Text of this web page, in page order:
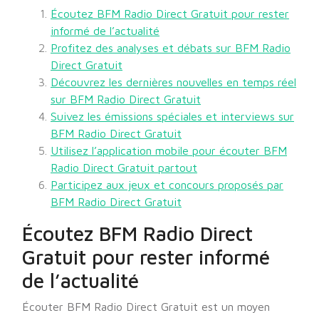
Écoutez BFM Radio Direct Gratuit pour rester
informé de l’actualité
Profitez des analyses et débats sur BFM Radio
Direct Gratuit
Découvrez les dernières nouvelles en temps réel
sur BFM Radio Direct Gratuit
Suivez les émissions spéciales et interviews sur
BFM Radio Direct Gratuit
Utilisez l’application mobile pour écouter BFM
Radio Direct Gratuit partout
Participez aux jeux et concours proposés par
BFM Radio Direct Gratuit
Écoutez BFM Radio Direct
Gratuit pour rester informé
de l’actualité
Écouter BFM Radio Direct Gratuit est un moyen